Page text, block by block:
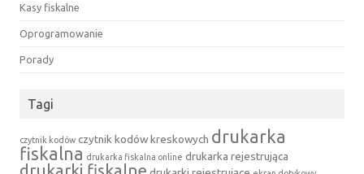
Kasy fiskalne
Oprogramowanie
Porady
Tagi
czytnik kodów czytnik kodów kreskowych drukarka
fiskalna drukarka fiskalna online drukarka rejestrująca